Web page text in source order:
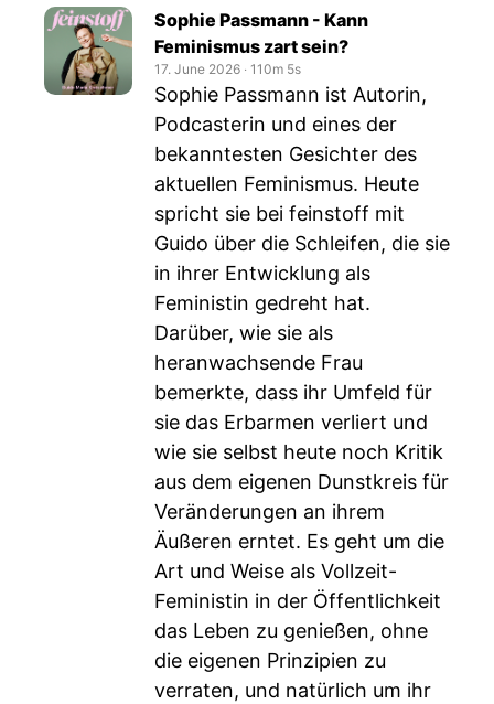
Sophie Passmann - Kann
Feminismus zart sein?
17. June 2026 ‧ 110m 5s
Sophie Passmann ist Autorin,
Podcasterin und eines der
bekanntesten Gesichter des
aktuellen Feminismus. Heute
spricht sie bei feinstoff mit
Guido über die Schleifen, die sie
in ihrer Entwicklung als
Feministin gedreht hat.
Darüber, wie sie als
heranwachsende Frau
bemerkte, dass ihr Umfeld für
sie das Erbarmen verliert und
wie sie selbst heute noch Kritik
aus dem eigenen Dunstkreis für
Veränderungen an ihrem
Äußeren erntet. Es geht um die
Art und Weise als Vollzeit-
Feministin in der Öffentlichkeit
das Leben zu genießen, ohne
die eigenen Prinzipien zu
verraten, und natürlich um ihr